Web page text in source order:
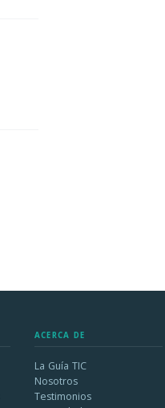
ACERCA DE
La Guía TIC
Nosotros
Testimonios